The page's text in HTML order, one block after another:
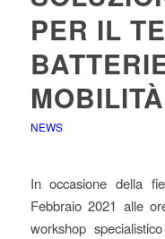
PER IL
NEWS
In occasione della
Febbraio 2021 alle
workshop